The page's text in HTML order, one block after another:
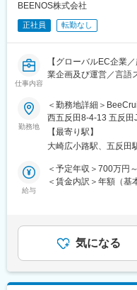
■形式
オンライン（Zoom）
■アジェンダ
・楽天トータルソリュ
・コンサルティング事
・プロジェクト事例の
・各ポジション（ディ
・Q&Aセッション
・コンサルティング経
で携わりたい方
・今後の外販展開など
挑戦したい方
■ポジションの魅力
BEENOS株式会社
正社員 転勤なし
仕事内容
【グローバルEC企業
業企画及び運営／言語
祝休み】
■業務内容：下記業務
本問いません。
・アメリカ市場におけ
せします。
・ebayなど協力なパ
の事業・サービスの企
■「Buyee」 (購入サ
勤務地
＜勤務地詳細＞
西五反田8-4-13 五反田
線／五反田駅受動喫煙
める事業所（リモート
【最寄り駅】
大崎広小路駅、五反田
給与
＜予定年収＞700万円
＜賃金内訳＞年額（
手当＞有＜給与補足＞
す。スキルや経験、
2回（6ヶ月に1回）■決
連続支給実績あり）賃
通じて上下する可能性
気になる